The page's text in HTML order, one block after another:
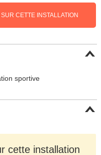
CETTE INSTALLATION
sportive
cette installation